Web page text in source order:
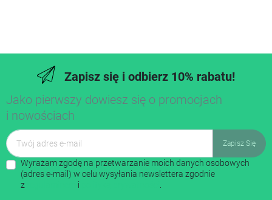
Zapisz się i odbierz 10% rabatu!
Jako pierwszy dowiesz się o promocjach
i nowościach
Wyrażam zgodę na przetwarzanie moich danych osobowych
(adres e-mail) w celu wysyłania newslettera zgodnie
z
i